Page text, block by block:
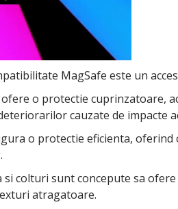
MagSafe este un
o protectie cuprinzatoare,
cauzate de impacte
o protectie eficienta,
colturi sunt concepute sa
atragatoare.